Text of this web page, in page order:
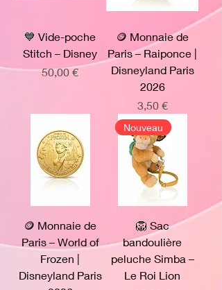
💙 Vide-poche
Stitch – Disney
Prix
50,00 €
🪙 Monnaie de
Paris – Raiponce |
Disneyland Paris
2026
Prix
3,50 €
🪙 Monnaie de
Paris – World of
Frozen |
Disneyland Paris
Nouveau
🦁 Sac
bandoulière
peluche Simba –
Le Roi Lion